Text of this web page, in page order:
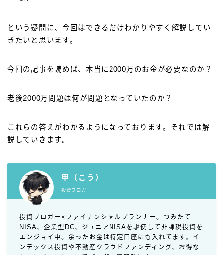
という疑問に、今回はできるだけわかりやすく解説してい
きたいと思います。
今回の記事を読めば、本当に2000万のお金が必要なのか？
老後2000万問題は何が問題となっていたのか？
これらの答えがわかるようになっております。それでは解
説していきます。
甲（こう）
投資ブロガー
投資ブロガー×ファイナンシャルプランナー。つみたて
NISA、企業型DC、ジュニアNISAを駆使して非課税投資を
エンジョイ中。余ったお金は特定口座にも入れてます。イ
ンデックス投資や不動産クラウドファンディング、お得な